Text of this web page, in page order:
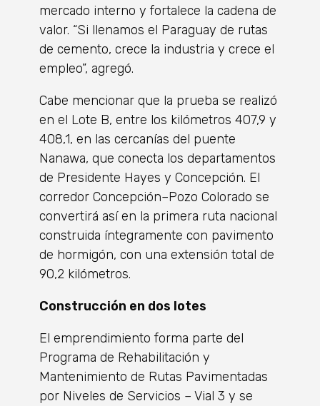
mercado interno y fortalece la cadena de
valor. “Si llenamos el Paraguay de rutas
de cemento, crece la industria y crece el
empleo”, agregó.
Cabe mencionar que la prueba se realizó
en el Lote B, entre los kilómetros 407,9 y
408,1, en las cercanías del puente
Nanawa, que conecta los departamentos
de Presidente Hayes y Concepción. El
corredor Concepción–Pozo Colorado se
convertirá así en la primera ruta nacional
construida íntegramente con pavimento
de hormigón, con una extensión total de
90,2 kilómetros.
Construcción en dos lotes
El emprendimiento forma parte del
Programa de Rehabilitación y
Mantenimiento de Rutas Pavimentadas
por Niveles de Servicios – Vial 3 y se